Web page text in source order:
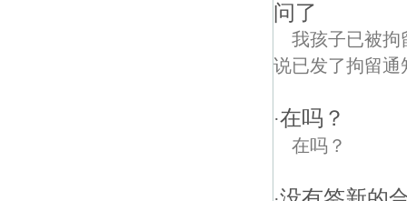
问了
我孩子已被拘
说已发了拘留通
·在吗？
在吗？